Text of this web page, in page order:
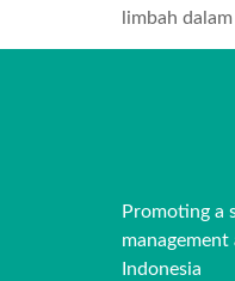
limbah
Promoting a
Indonesia